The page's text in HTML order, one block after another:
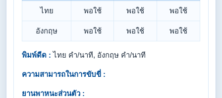
ไทย พอใช้ พอใช้ พอใช้
อังกฤษ พอใช้ พอใช้ พอใช้
พิมพ์ดีด : ไทย คำ/นาที, อังกฤษ คำ/นาที
ความสามารถในการขับขี่ :
ยานพาหนะส่วนตัว :